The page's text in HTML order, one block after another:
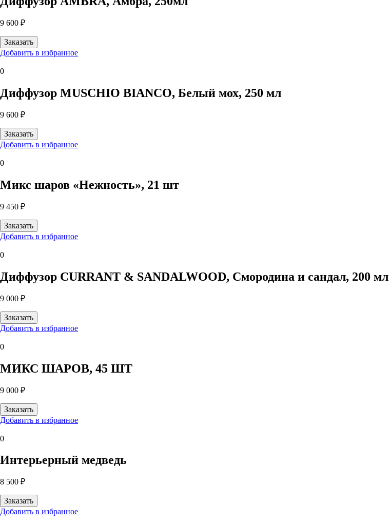
9 600 ₽
Добавить в избранное
0
Диффузор MUSCHIO BIANCO, Белый мох, 250 мл
9 600 ₽
Добавить в избранное
0
Микс шаров «Нежность», 21 шт
9 450 ₽
Добавить в избранное
0
Диффузор CURRANT & SANDALWOOD, Смородина и сандал, 200 мл
9 000 ₽
Добавить в избранное
0
МИКС ШАРОВ, 45 ШТ
9 000 ₽
Добавить в избранное
0
Интерьерный медведь
8 500 ₽
Добавить в избранное